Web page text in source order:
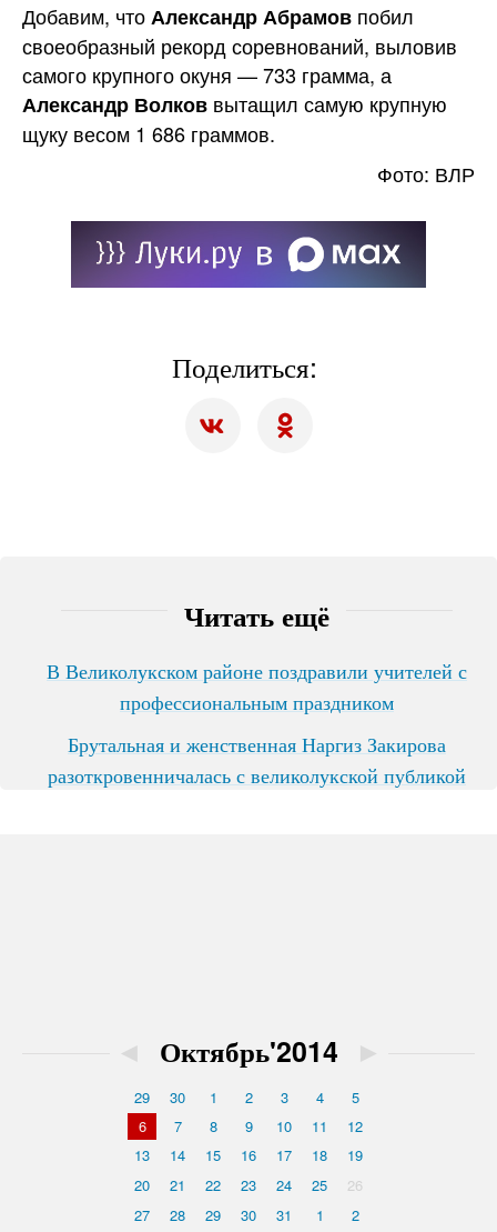
Добавим, чтоАлександр Абрамов побил
своеобразный рекорд соревнований, выловив
самого крупного окуня — 733 грамма, а
Александр Волков вытащил самую крупную
щуку весом 1 686 граммов.
Фото: ВЛР
Поделиться:
Читать ещё
В Великолукском районе поздравили учителей с
профессиональным праздником
Брутальная и женственная Наргиз Закирова
разоткровенничалась с великолукской публикой
◄ Октябрь'2014 ►
29 30 1 2 3 4
5
6
7 8 9 10 11
12
13
14 15 16 17 18
19
20
21 22 23 24 25
26
27
28 29 30 31 1 2